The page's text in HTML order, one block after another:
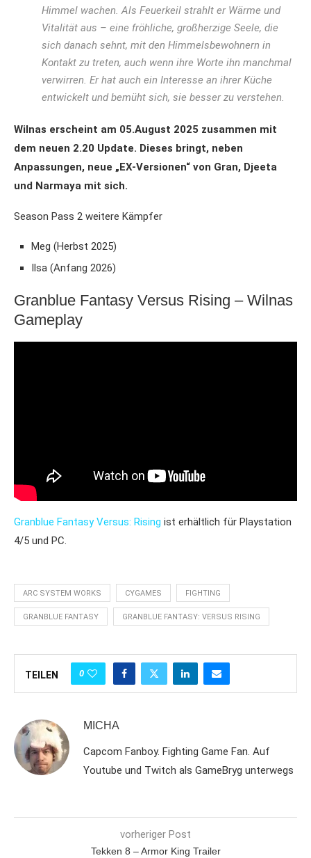
Himmel wachen. Als Feuerkeil strahlt er Wärme und
Vitalität aus – eine fröhliche, großherzige Seele, die
sich danach sehnt, mit den Himmelsbewohnern in
Kontakt zu treten, auch wenn ihre Worte ihn manchmal
verwirren. Er hat auch ein Interesse an ihrer Küche
entwickelt und bemüht sich, sie besser zu verstehen.
Wilnas erscheint am 05.August 2025 zusammen mit
dem neuen 2.20 Update. Dieses bringt, neben
Anpassungen, neue „EX-Versionen“ von Gran, Djeeta
und Narmaya mit sich.
Season Pass 2 weitere Kämpfer
Meg (Herbst 2025)
Ilsa (Anfang 2026)
Granblue Fantasy Versus Rising – Wilnas
Gameplay
Granblue Fantasy Versus: Rising ist erhältlich für Playstation
4/5 und PC.
ARC SYSTEM WORKS CYGAMES FIGHTING
GRANBLUE FANTASY GRANBLUE FANTASY: VERSUS RISING
TEILEN 0
MICHA
Capcom Fanboy. Fighting Game Fan. Auf
Youtube und Twitch als GameBryg unterwegs
vorheriger Post
Tekken 8 – Armor King Trailer